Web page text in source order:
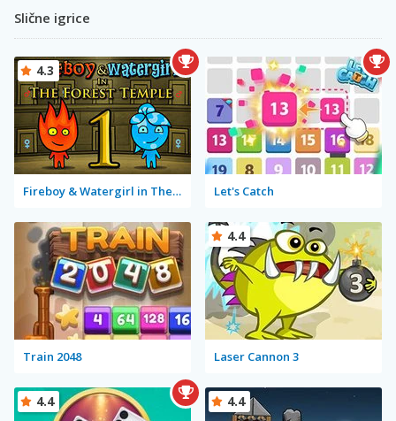
Slične igrice
Fireboy & Watergirl in The Forest Temple
4.3
Let's Catch
Train 2048 Laser Cannon 3
4.4
4.4 4.4